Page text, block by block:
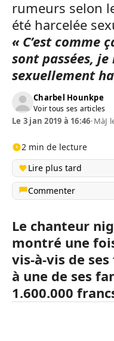
rumeurs selon
été harcelée
« C’est comme
sont passées, je
sexuellement
Charbel Hounkpe
Voir tous ses articles
Le 3 jan 2019 à 16:46•MàJ
2 min de lecture
Lire plus tard
Commenter
Le chanteur
montré une
vis-à-vis de
à une de ses
1.600.000